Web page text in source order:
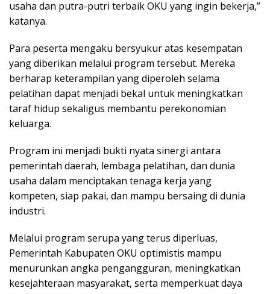
usaha dan putra-putri terbaik OKU yang ingin bekerja,”
katanya.
Para peserta mengaku bersyukur atas kesempatan
yang diberikan melalui program tersebut. Mereka
berharap keterampilan yang diperoleh selama
pelatihan dapat menjadi bekal untuk meningkatkan
taraf hidup sekaligus membantu perekonomian
keluarga.
Program ini menjadi bukti nyata sinergi antara
pemerintah daerah, lembaga pelatihan, dan dunia
usaha dalam menciptakan tenaga kerja yang
kompeten, siap pakai, dan mampu bersaing di dunia
industri.
Melalui program serupa yang terus diperluas,
Pemerintah Kabupaten OKU optimistis mampu
menurunkan angka pengangguran, meningkatkan
kesejahteraan masyarakat, serta memperkuat daya